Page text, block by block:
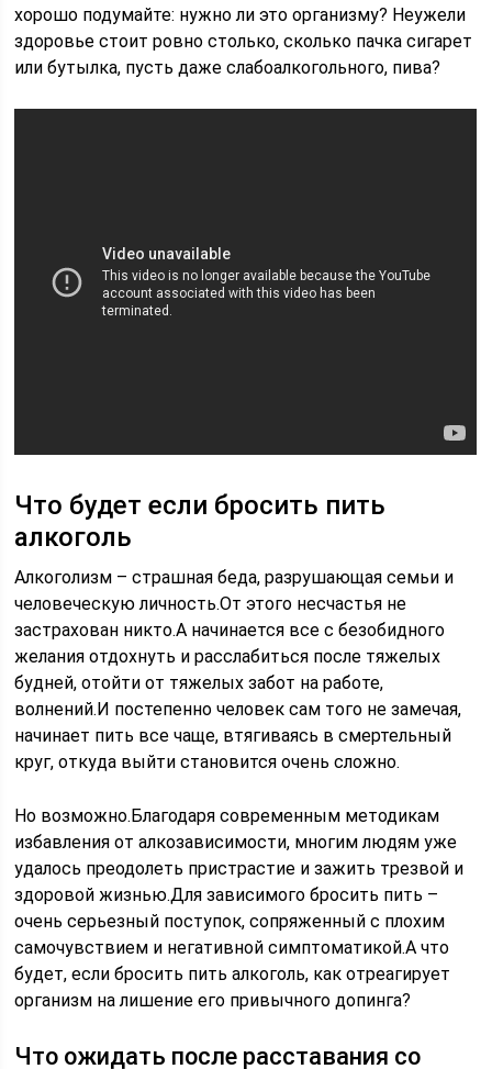
хорошо подумайте: нужно ли это организму? Неужели
здоровье стоит ровно столько, сколько пачка сигарет
или бутылка, пусть даже слабоалкогольного, пива?
Что будет если бросить пить
алкоголь
Алкоголизм – страшная беда, разрушающая семьи и
человеческую личность.От этого несчастья не
застрахован никто.А начинается все с безобидного
желания отдохнуть и расслабиться после тяжелых
будней, отойти от тяжелых забот на работе,
волнений.И постепенно человек сам того не замечая,
начинает пить все чаще, втягиваясь в смертельный
круг, откуда выйти становится очень сложно.
Но возможно.Благодаря современным методикам
избавления от алкозависимости, многим людям уже
удалось преодолеть пристрастие и зажить трезвой и
здоровой жизнью.Для зависимого бросить пить –
очень серьезный поступок, сопряженный с плохим
самочувствием и негативной симптоматикой.А что
будет, если бросить пить алкоголь, как отреагирует
организм на лишение его привычного допинга?
Что ожидать после расставания со